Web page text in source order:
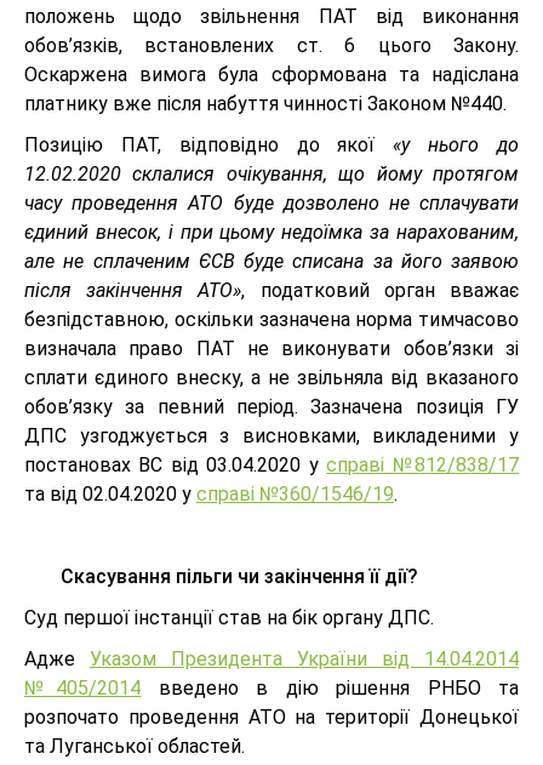
положень щодо звільнення ПАТ від виконання
обов’язків, встановлених ст. 6 цього Закону.
Оскаржена вимога була сформована та надіслана
платнику вже після набуття чинності Законом №440.
Позицію ПАТ, відповідно до якої«у нього до
12.02.2020 склалися очікування, що йому протягом
часу проведення АТО буде дозволено не сплачувати
єдиний внесок, і при цьому недоїмка за нарахованим,
але не сплаченим ЄСВ буде списана за його заявою
після закінчення АТО», податковий орган вважає
безпідставною, оскільки зазначена норма тимчасово
визначала право ПАТ не виконувати обов’язки зі
сплати єдиного внеску, а не звільняла від вказаного
обов’язку за певний період. Зазначена позиція ГУ
ДПС узгоджується з висновками, викладеними у
постановах ВС від 03.04.2020 усправі №812/838/17
та від 02.04.2020 у справі №360/1546/19.
Скасування пільги чи закінчення її дії?
Суд першої інстанції став на бік органу ДПС.
Адже Указом Президента України від 14.04.2014
№405/2014 введено в дію рішення РНБО та
розпочато проведення АТО на території Донецької
та Луганської областей.